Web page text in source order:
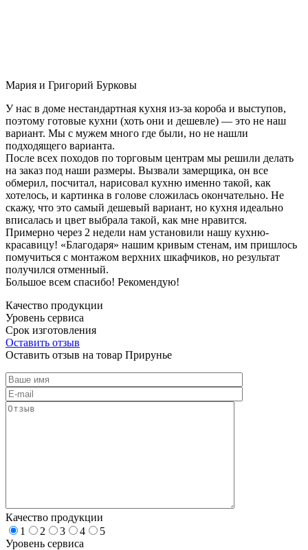
Мария и Григорий Бурковы
У нас в доме нестандартная кухня из-за короба и выступов,
поэтому готовые кухни (хоть они и дешевле) — это не наш
вариант. Мы с мужем много где были, но не нашли
подходящего варианта.
После всех походов по торговым центрам мы решили делать
на заказ под наши размеры. Вызвали замерщика, он все
обмерил, посчитал, нарисовал кухню именно такой, как
хотелось, и картинка в голове сложилась окончательно. Не
скажу, что это самый дешевый вариант, но кухня идеально
вписалась и цвет выбрала такой, как мне нравится.
Примерно через 2 недели нам установили нашу кухню-
красавицу! «Благодаря» нашим кривым стенам, им пришлось
помучиться с монтажом верхних шкафчиков, но результат
получился отменный.
Большое всем спасибо! Рекомендую!
Качество продукции
Уровень сервиса
Срок изготовления
Оставить отзыв
Оставить отзыв на товар Прирунье
Качество продукции
1
2 3 4
5
Уровень сервиса